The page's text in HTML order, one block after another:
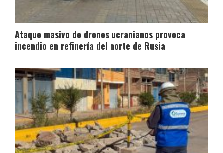
Ataque masivo de drones ucranianos provoca
incendio en refinería del norte de Rusia